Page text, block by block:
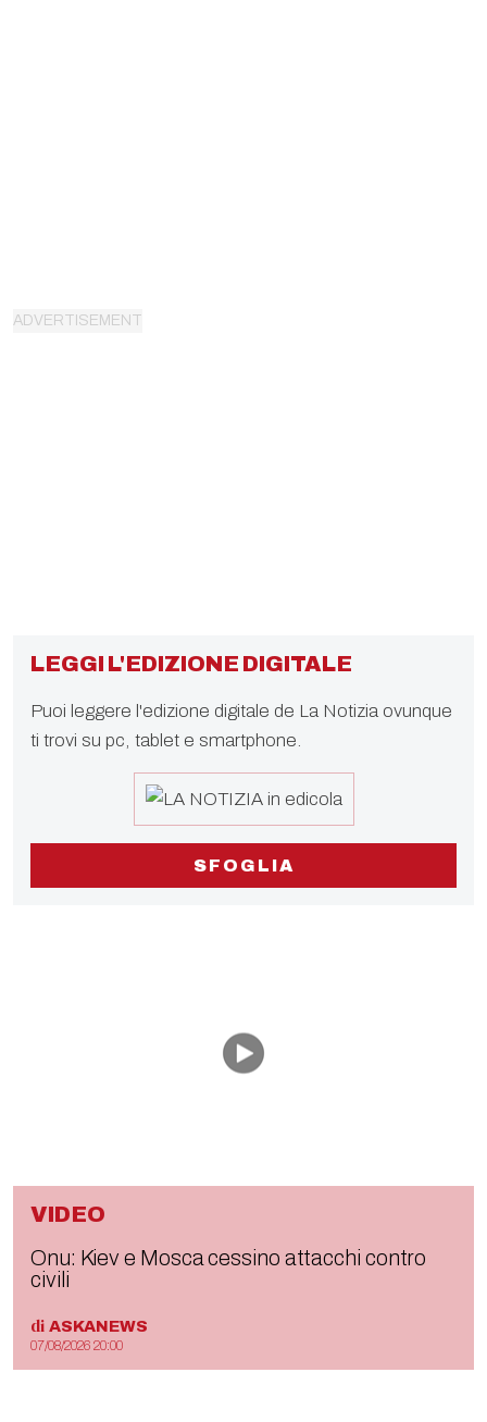
LEGGI L'EDIZIONE DIGITALE
Puoi leggere l'edizione digitale de La Notizia ovunque
ti trovi su pc, tablet e smartphone.
SFOGLIA
VIDEO
Onu: Kiev e Mosca cessino attacchi contro
civili
di ASKANEWS
07/08/2026 20:00